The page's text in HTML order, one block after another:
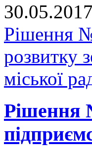
30.05.2017
Рішення
розвитку
міської
Рішення